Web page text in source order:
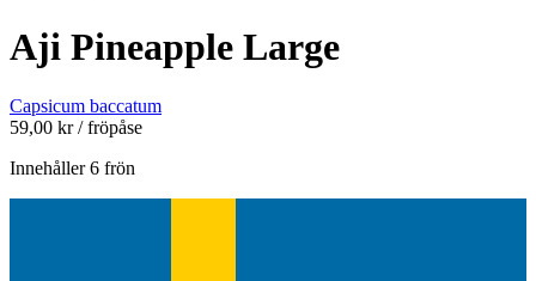
Aji Pineapple Large
Capsicum baccatum
59,00 kr / fröpåse
Innehåller 6 frön